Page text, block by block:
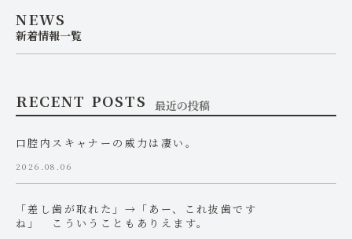
NEWS
新着情報一覧
RECENT POSTS 最近の投稿
口腔内スキャナーの威力は凄い。
2026.08.06
「差し歯が取れた」→「あー、これ抜歯です
ね」 こういうこともありえます。